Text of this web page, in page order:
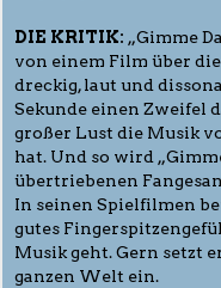
DIE KRITIK: „Gimme
von einem Film über
dreckig, laut und
Sekunde einen Zweifel
großer Lust die Musik
hat. Und so wird
übertriebenen
In seinen Spielfilmen
gutes
Musik geht. Gern setzt
ganzen Welt ein.